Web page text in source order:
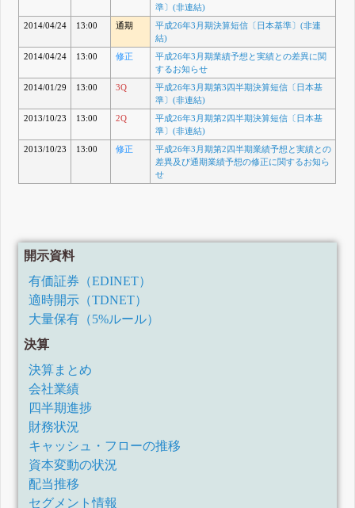
準〕(非連結)
2014/04/24
13:00 通期
平成26年3月期決算短信〔日本基準〕(非連
結)
2014/04/24
13:00 修正
平成26年3月期業績予想と実績との差異に関
するお知らせ
2014/01/29
13:00 3Q
平成26年3月期第3四半期決算短信〔日本基
準〕(非連結)
2013/10/23
13:00 2Q
平成26年3月期第2四半期決算短信〔日本基
準〕(非連結)
2013/10/23
13:00 修正
平成26年3月期第2四半期業績予想と実績との
差異及び通期業績予想の修正に関するお知ら
せ
開示資料
有価証券（EDINET）
適時開示（TDNET）
大量保有（5%ルール）
決算
決算まとめ
会社業績
四半期進捗
財務状況
キャッシュ・フローの推移
資本変動の状況
配当推移
セグメント情報